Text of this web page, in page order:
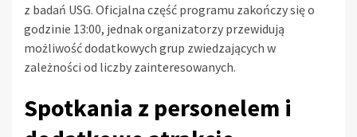
z badań USG. Oficjalna część programu zakończy się o
godzinie 13:00, jednak organizatorzy przewidują
możliwość dodatkowych grup zwiedzających w
zależności od liczby zainteresowanych.
Spotkania z personelem i